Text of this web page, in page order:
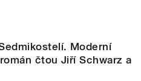
Moderní
čtou Jiří Schwarz a